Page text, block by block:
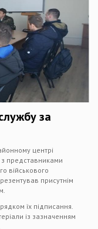
за
центрі
з представниками
військового
присутнім
їх підписання.
із зазначенням